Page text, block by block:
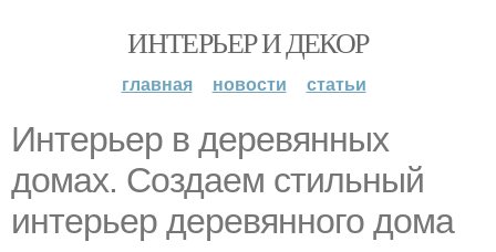
ИНТЕРЬЕР И ДЕКОР
главная новости статьи
Интерьер в деревянных
домах. Создаем стильный
интерьер деревянного дома